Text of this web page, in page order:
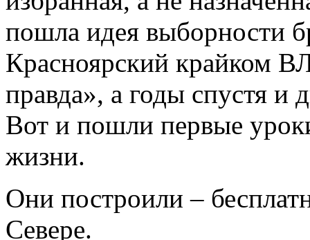
пошла идея выборности
Красноярский крайком
правда», а годы спустя и
Вот и пошли первые
жизни.
Они построили –
Севере.